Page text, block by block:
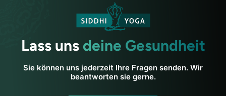
Lass uns deine Gesundheit
Sie können uns jederzeit Ihre Fragen senden. Wir
beantworten sie gerne.